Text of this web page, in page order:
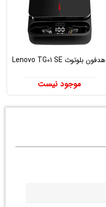
هدفون بلوتوث Lenovo TG01 SE
موجود نیست